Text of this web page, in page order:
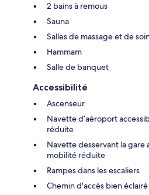
2 bains à remous
Sauna
Salles de massage et de
Hammam
Salle de banquet
Accessibilité
Ascenseur
Navette d’aéroport
réduite
Navette desservant la gare
mobilité réduite
Rampes dans les escaliers
Chemin d'accès bien éclairé